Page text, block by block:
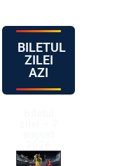
BILETUL
ZILEI
AZI